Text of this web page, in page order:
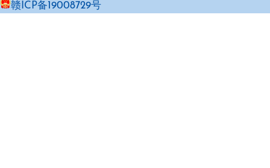
赣ICP备19008729号